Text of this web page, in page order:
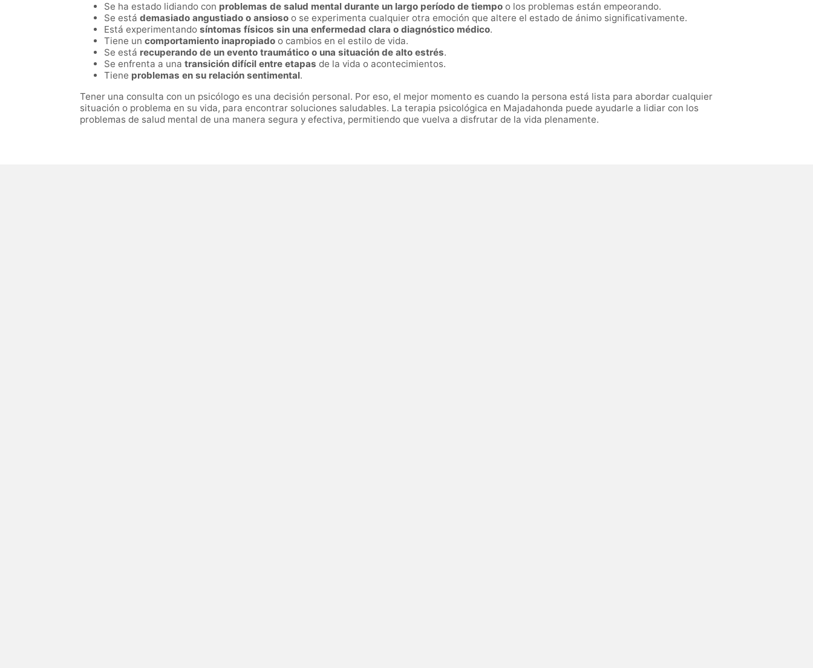
Se ha estado lidiando con problemas de salud mental durante un largo período de tiempo o los problemas están empeorando.
Se está demasiado angustiado o ansioso o se experimenta cualquier otra emoción que altere el estado de ánimo significativamente.
Está experimentando síntomas físicos sin una enfermedad clara o diagnóstico médico.
Tiene un comportamiento inapropiado o cambios en el estilo de vida.
Se está recuperando de un evento traumático o una situación de alto estrés.
Se enfrenta a una transición difícil entre etapas de la vida o acontecimientos.
Tiene problemas en su relación sentimental.
Tener una consulta con un psicólogo es una decisión personal. Por eso, el mejor momento es cuando la persona está lista para abordar cualquier
situación o problema en su vida, para encontrar soluciones saludables. La terapia psicológica en Majadahonda puede ayudarle a lidiar con los
problemas de salud mental de una manera segura y efectiva, permitiendo que vuelva a disfrutar de la vida plenamente.